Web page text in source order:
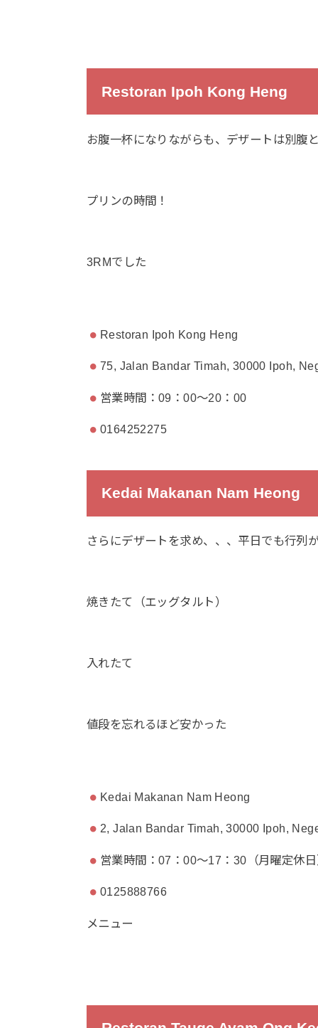
Restoran Ipoh Kong Heng
お腹一杯になりながらも、デザートは別腹
プリンの時間！
3RMでした
Restoran Ipoh Kong Heng
75, Jalan Bandar Timah, 30000 Ipoh,
営業時間：09：00～20：00
0164252275
Kedai Makanan Nam Heong
さらにデザートを求め、、、平日でも行列
焼きたて（エッグタルト）
入れたて
値段を忘れるほど安かった
Kedai Makanan Nam Heong
2, Jalan Bandar Timah, 30000 Ipoh,
営業時間：07：00～17：30（月曜定休日
0125888766
メニュー